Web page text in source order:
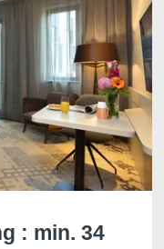
: min. 34